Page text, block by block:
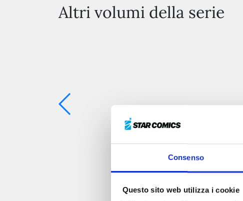
Consenso
Questo sito web utilizza i cookie
Altri volumi della serie